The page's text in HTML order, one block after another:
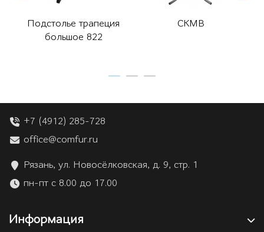
Подстолье трапеция
большое 822
СКМВ
+7 (4912) 285-728
office@comfur.ru
Рязань, ул. Новосёлковская, д. 9, стр. 1
пн-пт с 8.00 до 17.00
Информация